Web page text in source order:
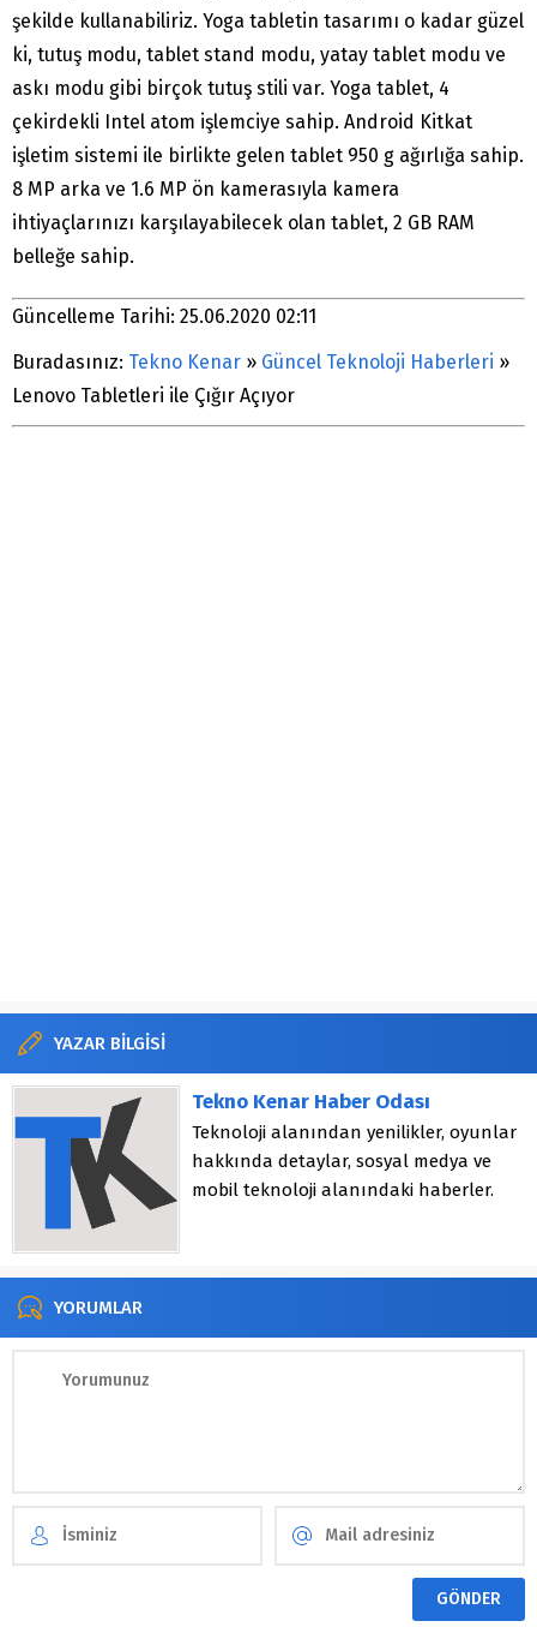
şekilde kullanabiliriz. Yoga tabletin tasarımı o kadar güzel
ki, tutuş modu, tablet stand modu, yatay tablet modu ve
askı modu gibi birçok tutuş stili var. Yoga tablet, 4
çekirdekli Intel atom işlemciye sahip. Android Kitkat
işletim sistemi ile birlikte gelen tablet 950 g ağırlığa sahip.
8 MP arka ve 1.6 MP ön kamerasıyla kamera
ihtiyaçlarınızı karşılayabilecek olan tablet, 2 GB RAM
belleğe sahip.
Güncelleme Tarihi: 25.06.2020 02:11
Buradasınız: Tekno Kenar » Güncel Teknoloji Haberleri »
Lenovo Tabletleri ile Çığır Açıyor
YAZAR BİLGİSİ
Tekno Kenar Haber Odası
Teknoloji alanından yenilikler, oyunlar
hakkında detaylar, sosyal medya ve
mobil teknoloji alanındaki haberler.
YORUMLAR